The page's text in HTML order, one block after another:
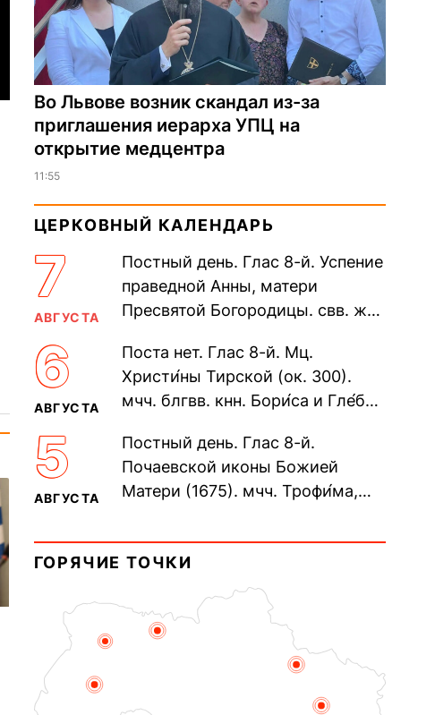
Во Львове возник скандал из-за
приглашения иерарха УПЦ на
открытие медцентра
11:55
ЦЕРКОВНЫЙ КАЛЕНДАРЬ
7
АВГУСТА
Постный день. Глас 8-й. Успение
праведной Анны, матери
Пресвятой Богородицы. свв. жен
прп. Евпракси́и девы,...
6
АВГУСТА
Поста нет. Глас 8-й. Мц.
Христи́ны Тирской (ок. 300).
мчч. блгвв. кнн. Бори́са и Гле́ба,
Дави́да (1015). Прп....
5
АВГУСТА
Постный день. Глас 8-й.
Почаевской иконы Божией
Матери (1675). мчч. Трофи́ма,
мучеников (284–305). прав.
воина Фео́дора...
ГОРЯЧИЕ ТОЧКИ